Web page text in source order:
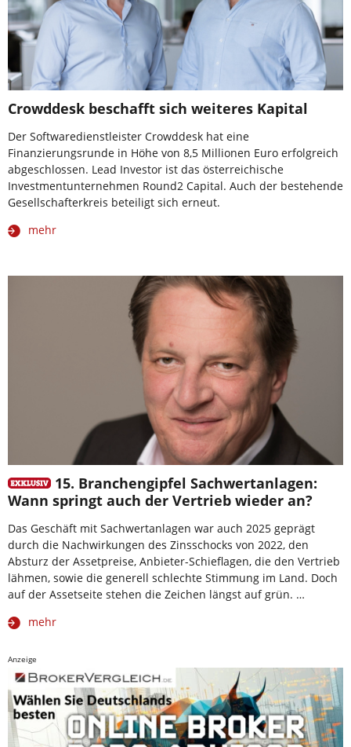
Crowddesk beschafft sich weiteres Kapital
Der Softwaredienstleister Crowddesk hat eine
Finanzierungsrunde in Höhe von 8,5 Millionen Euro erfolgreich
abgeschlossen. Lead Investor ist das österreichische
Investmentunternehmen Round2 Capital. Auch der bestehende
Gesellschafterkreis beteiligt sich erneut.
mehr
15. Branchengipfel Sachwertanlagen:
Wann springt auch der Vertrieb wieder an?
Das Geschäft mit Sachwertanlagen war auch 2025 geprägt
durch die Nachwirkungen des Zinsschocks von 2022, den
Absturz der Assetpreise, Anbieter-Schieflagen, die den Vertrieb
lähmen, sowie die generell schlechte Stimmung im Land. Doch
auf der Assetseite stehen die Zeichen längst auf grün. …
mehr
Anzeige